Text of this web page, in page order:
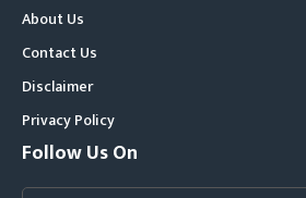
About Us
Contact Us
Disclaimer
Privacy Policy
Follow Us On